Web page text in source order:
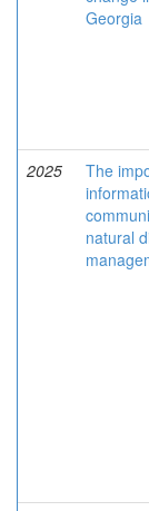
Georgia
2025
The
natural